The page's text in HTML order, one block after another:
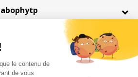
für Garantierte Bewertungen,